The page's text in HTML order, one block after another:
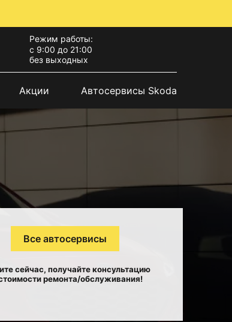
Режим работы:
с 9:00 до 21:00
без выходных
Акции Автосервисы Skoda
Все автосервисы
сейчас, получайте консультацию
ремонта/обслуживания!